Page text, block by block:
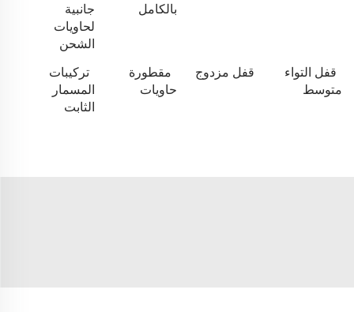
بالكامل
جانبية
لحاويات
الشحن
قفل التواء
متوسط
قفل مزدوج
مقطورة
حاويات
تركيبات
المسمار
الثابت